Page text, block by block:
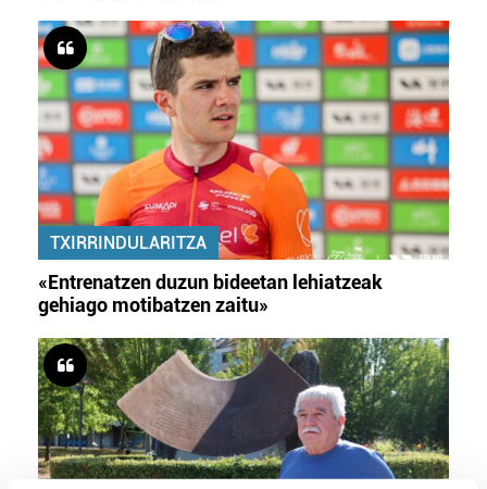
TXIRRINDULARITZA
«Entrenatzen duzun bideetan lehiatzeak
gehiago motibatzen zaitu»